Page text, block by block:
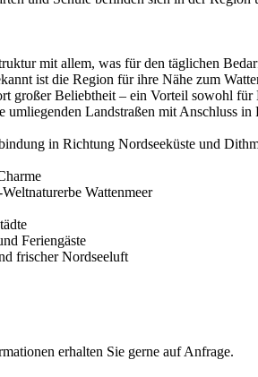
mit allem, was für den täglichen
ist die Region für ihre Nähe zum
großer Beliebtheit – ein Vorteil sowohl
Landstraßen mit Anschluss
in Richtung Nordseeküste und
Wattenmeer
Feriengäste
frischer Nordseeluft
erhalten Sie gerne auf Anfrage.